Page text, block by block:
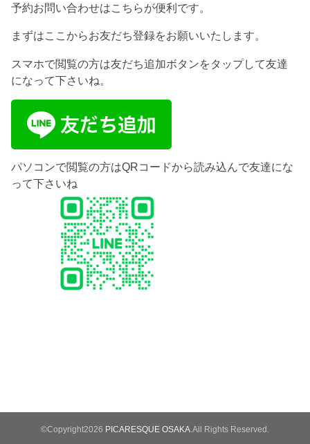
予約お問い合わせはこちらが便利です。
まずはここからお友だち登録をお願いいたします。
スマホで閲覧の方は友だち追加ボタンをタップして友達
になって下さいね。
パソコンで閲覧の方はQRコードから読み込んで友達にな
って下さいね
©Copyright2026 PICARESQUE OSAKA .All Rights Reserved.